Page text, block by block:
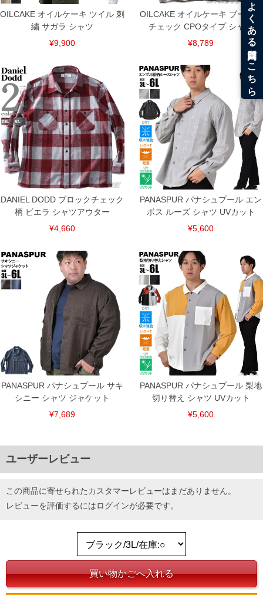
DETAIL
OILCAKE オイルケーキ ツイル 刺
繍 サガラ シャツ
¥9,900
OILCAKE オイルケーキ ブークレ
チェック CPOタイプ シャツ
¥8,789
DANIEL DODD ブロックチェック
柄 ビエラ シャツアウター
¥4,660
PANASPUR パナシュプール エン
ボス ルーズ シャツ UVカット
¥5,600
PANASPUR パナシュプール サキ
シニー シャツ ジャケット
¥7,689
PANASPUR パナシュプール 梨地
切り替え シャツ UVカット
¥5,600
ユーザーレビュー
この商品に寄せられたカスタマーレビューはまだありません。
レビューを評価するにはログインが必要です。